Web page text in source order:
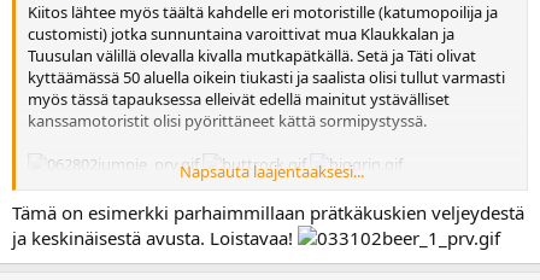
Kiitos lähtee myös täältä kahdelle eri motoristille (katumopoilija ja
customisti) jotka sunnuntaina varoittivat mua Klaukkalan ja
Tuusulan välillä olevalla kivalla mutkapätkällä. Setä ja Täti olivat
kyttäämässä 50 aluella oikein tiukasti ja saalista olisi tullut varmasti
myös tässä tapauksessa elleivät edellä mainitut ystävälliset
kanssamotoristit olisi pyörittäneet kättä sormipystyssä.
ja kaikki muut kiitosta osoittavat hymiöt päälle!!
Napsauta laajentaaksesi...
Tämä on esimerkki parhaimmillaan prätkäkuskien veljeydestä
ja keskinäisestä avusta. Loistavaa!